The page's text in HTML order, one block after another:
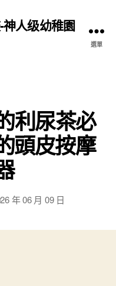
人级幼稚園
選單
利尿茶必
頭皮按摩
年 06 月 09 日